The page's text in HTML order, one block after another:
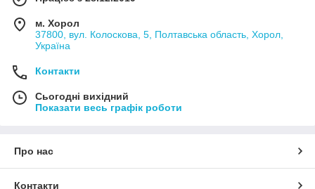
м. Хорол
37800, вул. Колоскова, 5, Полтавська область, Хорол,
Україна
Контакти
Сьогодні вихідний
Показати весь графік роботи
Про нас
Контакти